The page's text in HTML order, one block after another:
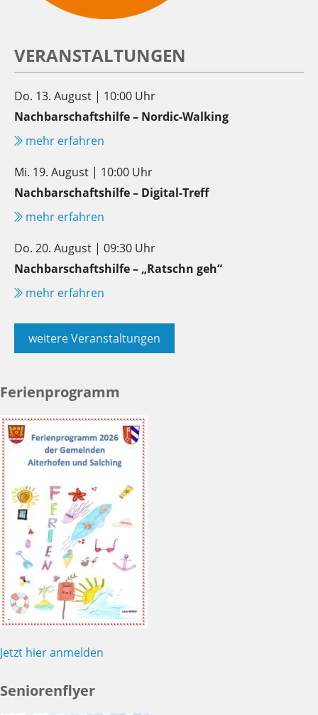
VERANSTALTUNGEN
Do. 13. August | 10:00 Uhr
Nachbarschaftshilfe – Nordic-Walking
mehr erfahren
Mi. 19. August | 10:00 Uhr
Nachbarschaftshilfe – Digital-Treff
mehr erfahren
Do. 20. August | 09:30 Uhr
Nachbarschaftshilfe – „Ratschn geh“
mehr erfahren
weitere Veranstaltungen
Ferienprogramm
Jetzt hier anmelden
Seniorenflyer